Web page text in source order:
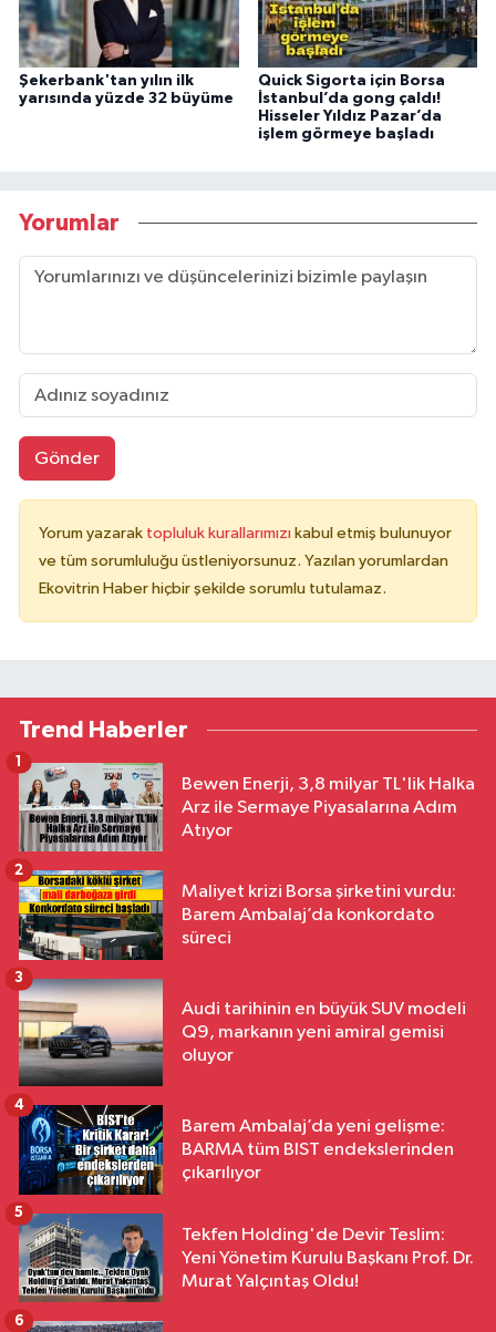
Şekerbank'tan yılın ilk
yarısında yüzde 32 büyüme
Quick Sigorta için Borsa
İstanbul’da gong çaldı!
Hisseler Yıldız Pazar’da
işlem görmeye başladı
Yorumlar
Gönder
Yorum yazarak topluluk kurallarımızı kabul etmiş bulunuyor
ve tüm sorumluluğu üstleniyorsunuz. Yazılan yorumlardan
Ekovitrin Haber hiçbir şekilde sorumlu tutulamaz.
Trend Haberler
Bewen Enerji, 3,8 milyar TL'lik Halka
Arz ile Sermaye Piyasalarına Adım
Atıyor
1
Maliyet krizi Borsa şirketini vurdu:
Barem Ambalaj’da konkordato
süreci
2
Audi tarihinin en büyük SUV modeli
Q9, markanın yeni amiral gemisi
oluyor
3
Barem Ambalaj’da yeni gelişme:
BARMA tüm BIST endekslerinden
çıkarılıyor
4
Tekfen Holding'de Devir Teslim:
Yeni Yönetim Kurulu Başkanı Prof. Dr.
Murat Yalçıntaş Oldu!
5
6